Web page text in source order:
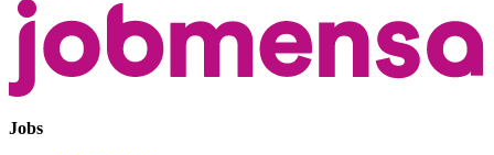
Jobs